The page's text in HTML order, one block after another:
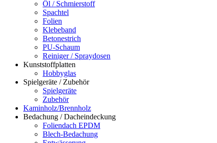
Öl / Schmierstoff
Spachtel
Folien
Klebeband
Betonestrich
PU-Schaum
Reiniger / Spraydosen
Kunststoffplatten
Hobbyglas
Spielgeräte / Zubehör
Spielgeräte
Zubehör
Kaminholz/Brennholz
Bedachung / Dacheindeckung
Foliendach EPDM
Blech-Bedachung